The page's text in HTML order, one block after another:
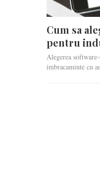
Cum sa
pentru
Alegerea
imbracaminte cu